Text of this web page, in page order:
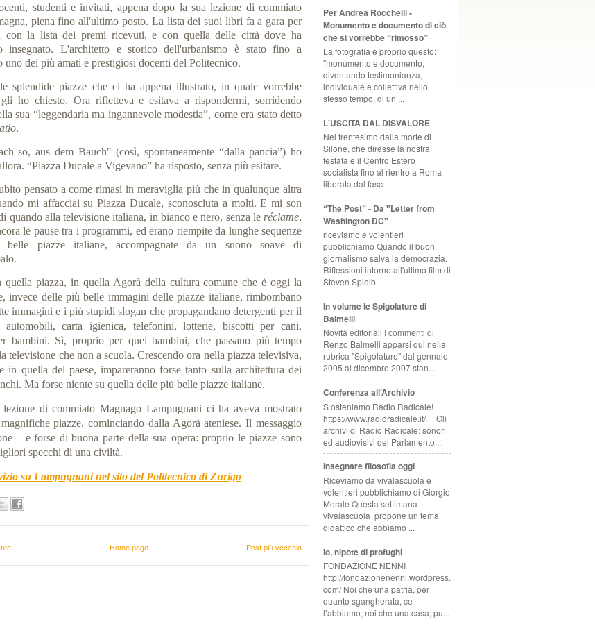
studenti e invitati, appena dopo la sua lezione di commiato
piena fino all'ultimo posto. La lista dei suoi libri fa a gara per
con la lista dei premi ricevuti, e con quella delle città dove ha
insegnato. L'architetto e storico dell'urbanismo è stato fino a
uno dei più amati e prestigiosi docenti del Politecnico.
piazze che ci ha appena illustrato, in quale vorrebbe
ho chiesto. Ora rifletteva e esitava a rispondermi, sorridendo
sua “leggendaria ma ingannevole modestia”, come era stato detto
.
so, aus dem Bauch" (così, spontaneamente “dalla pancia”) ho
“Piazza Ducale a Vigevano” ha risposto, senza più esitare.
pensato a come rimasi in meraviglia più che in qualunque altra
mi affacciai su Piazza Ducale, sconosciuta a molti. E mi son
quando alla televisione italiana, in bianco e nero, senza le réclame,
le pause tra i programmi, ed erano riempite da lunghe sequenze
belle piazze italiane, accompagnate da un suono soave di
quella piazza, in quella Agorà della cultura comune che è oggi la
invece delle più belle immagini delle piazze italiane, rimbomba­no
immagini e i più stupidi slogan che propagandano detergenti per il
automobili, carta igienica, telefonini, lotterie, biscotti per cani,
bambini. Sì, proprio per quei bambini, che passano più tem­po
televisione che non a scuola. Crescendo ora nella piazza te­le­visiva,
in quella del paese, impareranno forse tanto sulla ar­chitettura dei
Ma forse niente su quella delle più belle piazze italiane.
di commiato Magnago Lampugnani ci ha aveva mostrato
piazze, cominciando dalla Agorà ateniese. Il messaggio
– e forse di buona parte della sua opera: proprio le piazze sono
specchi di una civiltà.
su Lampugnani nel sito del Politecnico di Zurigo
Post più vecchio
Home page
Per Andrea Rocchelli -
Monumento e documento di ciò
che si vorrebbe “rimosso”
La fotografia è proprio questo:
"monumento e documento,
diventando testimonianza,
individuale e collettiva nello
stesso tempo, di un ...
L'USCITA DAL DISVALORE
Nel trentesimo dalla morte di
Silone, che diresse la nostra
testata e il Centro Estero
socialista fino al rientro a Roma
liberata dal fasc...
“The Post” - Da "Letter from
Washington DC"
riceviamo e volentieri
pubblichiamo Quando il buon
giornalismo salva la democrazia.
Riflessioni intorno all'ultimo film di
Steven Spielb...
In volume le Spigolature di
Balmelli
Novità editoriali I commenti di
Renzo Balmelli apparsi qui nella
rubrica "Spigolature" dal gennaio
2005 al dicembre 2007 stan...
Conferenza all’Archivio
S osteniamo Radio Radicale!
https://www.radioradicale.it/ Gli
archivi di Radio Radicale: sonori
ed audiovisivi del Parlamento...
Insegnare filosofia oggi
Riceviamo da vivalascuola e
volentieri pubblichiamo di Giorgio
Morale Questa settimana
vivalascuola propone un tema
didattico che abbiamo ...
Io, nipote di profughi
FONDAZIONE NENNI
http://fondazionenenni.wordpress.
com/ Noi che una patria, per
quanto sgangherata, ce
l’abbiamo; noi che una casa, pu...